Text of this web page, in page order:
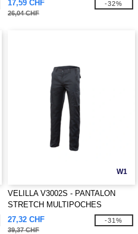
17,59 CHF
26,04 CHF
-32%
W1
VELILLA V3002S - PANTALON
STRETCH MULTIPOCHES
27,32 CHF
39,37 CHF
-31%